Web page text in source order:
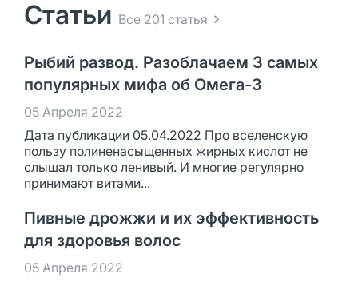
Статьи Все 201 статья
Рыбий развод. Разоблачаем 3 самых
популярных мифа об Омега-3
05 Апреля 2022
Дата публикации 05.04.2022 Про вселенскую
пользу полиненасыщенных жирных кислот не
слышал только ленивый. И многие регулярно
принимают витами...
Пивные дрожжи и их эффективность
для здоровья волос
05 Апреля 2022